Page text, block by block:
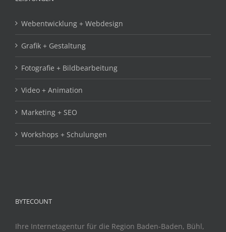
Webentwicklung + Webdesign
Grafik + Gestaltung
Fotografie + Bildbearbeitung
Video + Animation
Marketing + SEO
Workshops + Schulungen
BYTECOUNT
Ihre Internetagentur für die Region Baden-Baden, Bühl,